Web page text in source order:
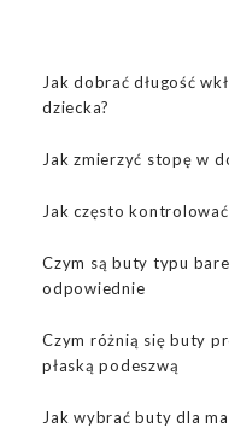
Jak dobrać długość
dziecka?
Jak zmierzyć stopę w
Jak często
Czym są buty typu
odpowiednie
Czym różnią się buty
płaską podeszwą
Jak wybrać buty dla